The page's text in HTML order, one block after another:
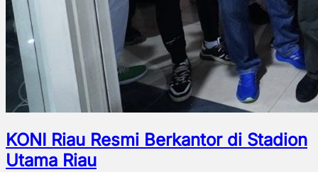
KONI Riau Resmi Berkantor di Stadion
Utama Riau